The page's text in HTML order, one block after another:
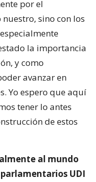
por el
sino con los
la importancia
y como
avanzar en
Yo espero que aquí
tener lo antes
de estos
al mundo
UDI